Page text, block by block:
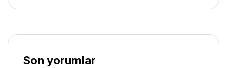
Son yorumlar